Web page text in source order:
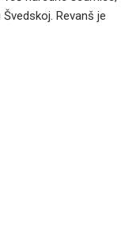
Revanš je